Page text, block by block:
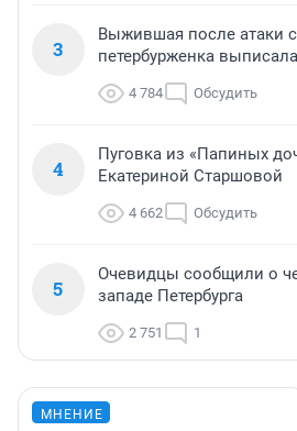
3
Выжившая после атаки
петербурженка
4 784 Обсудить
4
Пуговка из «Папиных
Екатериной Старшовой
4 662 Обсудить
5
Очевидцы сообщили о
западе Петербурга
2 751 1
МНЕНИЕ